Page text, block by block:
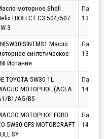
моторное Shell
HX8 ECT C3 504/507
3
Партнёр
Масло
синтетическое
Испания
Партнёр
TOYOTA 5W30 1L
МОТОРНОЕ (ACEA
B1/A5/B5
Партнёр
МОТОРНОЕ FORD
5W30-QFS MOTORCRAFT
SY
Партнёр